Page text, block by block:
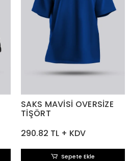
SAKS MAVİSİ OVERSİZE
TİŞÖRT
290.82 TL + KDV
Sepete Ekle